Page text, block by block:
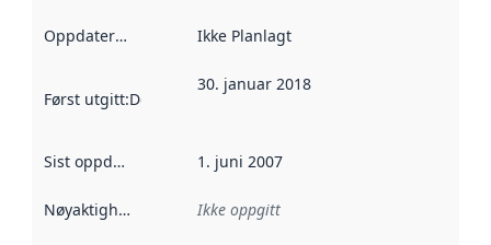
Oppdateringsfrekvens :
Ikke Planlagt
Først utgitt:Denne datoen sier når dataene i dette
30. januar 2018
Sist oppdatert 1. juni 2007
Nøyaktighet Ikke oppgitt